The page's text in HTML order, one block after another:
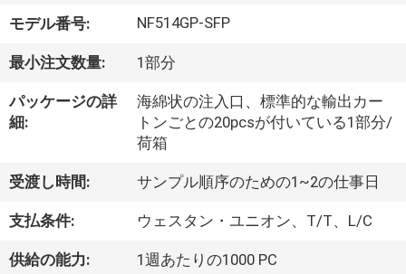
私
に
い
て
モデル番号: NF514GP-SFP
最小注文数量: 1部分
パッケージの詳
細:
海綿状の注入口、標準的な輸出カー
トンごとの20pcsが付いている1部分/
荷箱
受渡し時間: サンプル順序のための1~2の仕事日
支払条件: ウェスタン・ユニオン、T/T、L/C
供給の能力: 1週あたりの1000 PC